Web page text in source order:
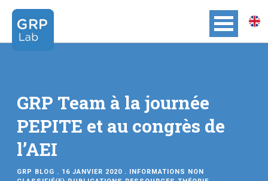
GRP Team à la journée
PEPITE et au congrès de
l’AEI
GRP BLOG . 16 JANVIER 2020 . INFORMATIONS NON